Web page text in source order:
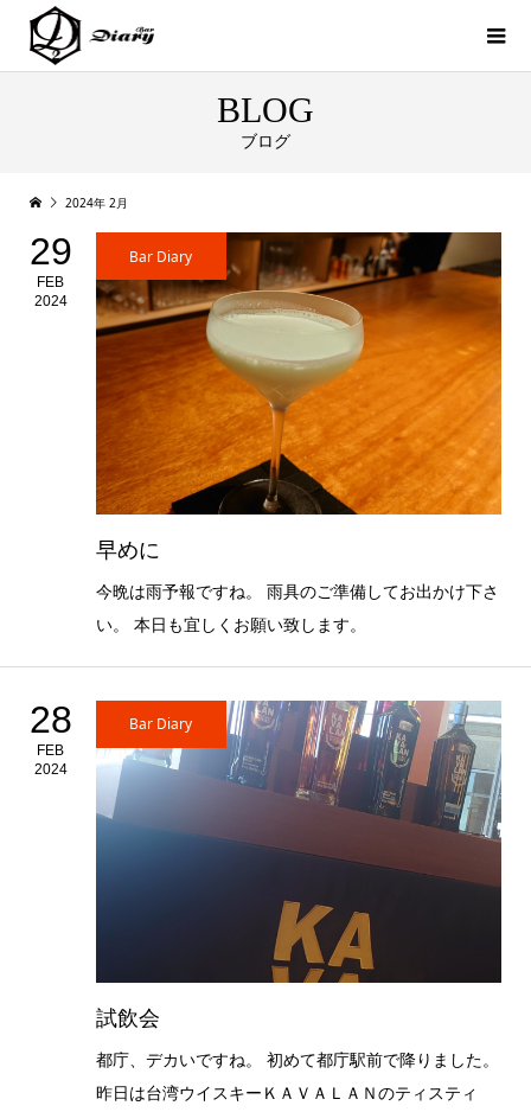
BLOG
ブログ
2024年 2月
29
FEB
2024
Bar Diary
早めに
今晩は雨予報ですね。 雨具のご準備してお出かけ下さ
い。 本日も宜しくお願い致します。
28
FEB
2024
Bar Diary
試飲会
都庁、デカいですね。 初めて都庁駅前で降りました。
昨日は台湾ウイスキーＫＡＶＡＬＡＮのティスティ